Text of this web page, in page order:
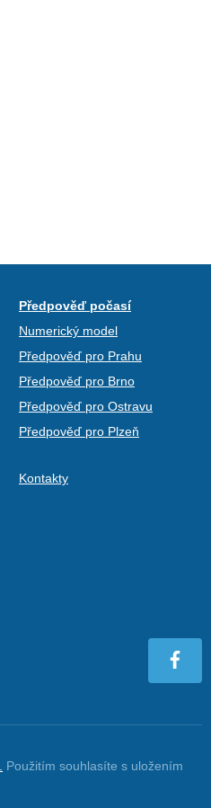
Předpověď počasí
Numerický model
Předpověď pro Prahu
Předpověď pro Brno
Předpověď pro Ostravu
Předpověď pro Plzeň
Kontakty
Použitím souhlasíte s uložením